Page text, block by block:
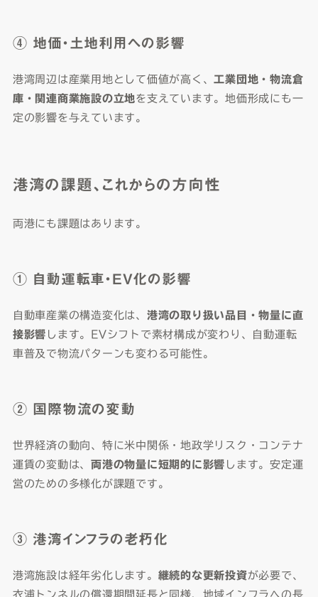
④ 地価・土地利用への影響
港湾周辺は産業用地として価値が高く、工業団地・物流倉
庫・関連商業施設の立地を支えています。地価形成にも一
定の影響を与えています。
港湾の課題、これからの方向性
両港にも課題はあります。
① 自動運転車・EV化の影響
自動車産業の構造変化は、 港湾の取り扱い品目・物量に直
接影響 します。EVシフトで素材構成が変わり、自動運転
車普及で物流パターンも変わる可能性。
② 国際物流の変動
世界経済の動向、特に米中関係・地政学リスク・コンテナ
運賃の変動は、両港の物量に短期的に影響 します。安定運
営のための多様化が課題です。
③ 港湾インフラの老朽化
港湾施設は経年劣化します。 継続的な更新投資が必要で、
衣浦トンネルの償還期間延長と同様、地域インフラへの長